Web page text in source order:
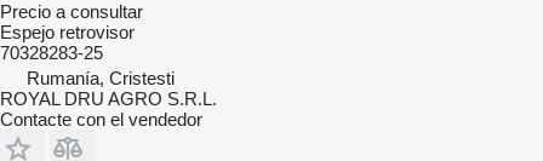
Precio a consultar
Espejo retrovisor
70328283-25
Rumanía, Cristesti
ROYAL DRU AGRO S.R.L.
Contacte con el vendedor